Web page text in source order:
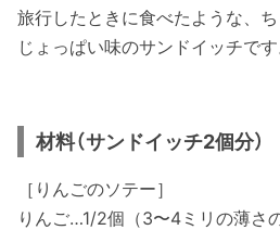
旅行したときに食べたような、
じょっぱい味のサンドイッチです
材料（サンドイッチ2個分）
［りんごのソテー］
りんご…1/2個（3〜4ミリの薄さ